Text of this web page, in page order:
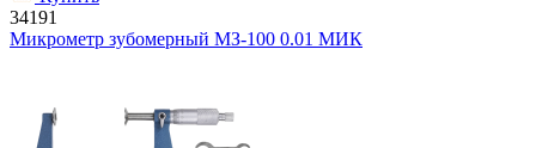
34191
Микрометр зубомерный МЗ-100 0.01 МИК